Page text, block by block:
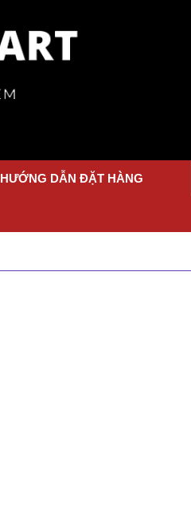
HƯỚNG DẪN ĐẶT HÀNG